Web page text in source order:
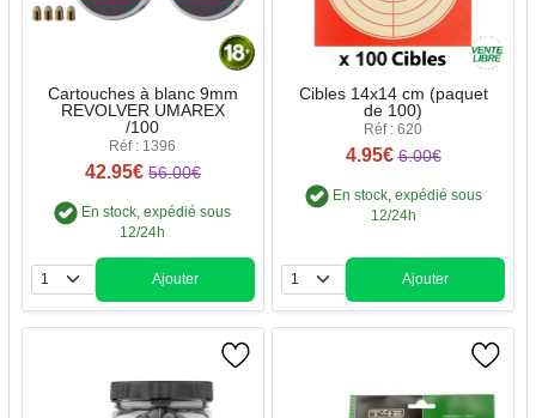
Cartouches à blanc 9mm
REVOLVER UMAREX
/100
Réf : 1396
42.95€ 56.00€
En stock, expédié sous
12/24h
Quantité
Ajouter
Cibles 14x14 cm (paquet
de 100)
Réf : 620
4.95€ 6.00€
En stock, expédié sous
12/24h
Quantité
Ajouter